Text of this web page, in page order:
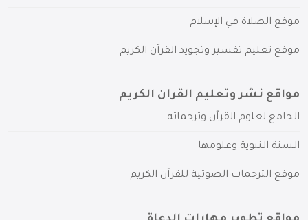
موقع الصلاة في الإسلام
موقع تعليم تفسير وتجويد القرآن الكريم
مواقع نشر وتعليم القرآن الكريم
الجامع لعلوم القرآن وترجماته
السنة النبوية وعلومها
موقع الترجمات الصوتية للقرآن الكريم